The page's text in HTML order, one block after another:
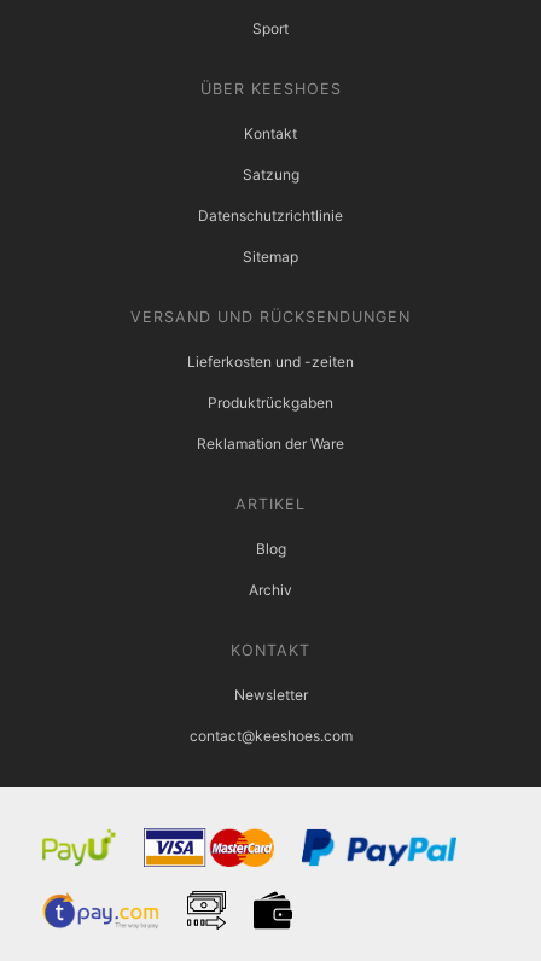
Sport
ÜBER KEESHOES
Kontakt
Satzung
Datenschutzrichtlinie
Sitemap
VERSAND UND RÜCKSENDUNGEN
Lieferkosten und -zeiten
Produktrückgaben
Reklamation der Ware
ARTIKEL
Blog
Archiv
KONTAKT
Newsletter
contact@keeshoes.com